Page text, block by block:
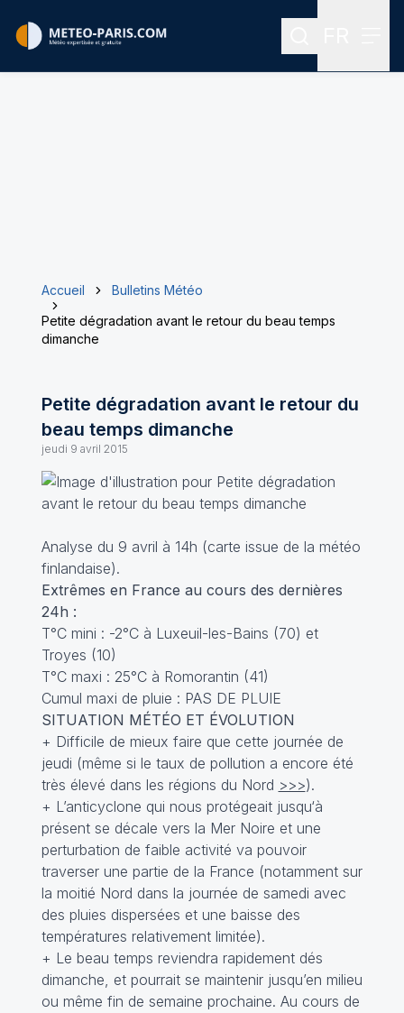
Rechercher
Accueil
Bulletins Météo
Petite dégradation avant le retour du beau temps
dimanche
Petite dégradation avant le retour du
beau temps dimanche
jeudi 9 avril 2015
Analyse du 9 avril à 14h (carte issue de la météo
finlandaise).
Extrêmes en France au cours des dernières
24h :
T°C mini : -2°C à Luxeuil-les-Bains (70) et
Troyes (10)
T°C maxi : 25°C à Romorantin (41)
Cumul maxi de pluie : PAS DE PLUIE
SITUATION MÉTÉO ET ÉVOLUTION
+ Difficile de mieux faire que cette journée de
jeudi (même si le taux de pollution a encore été
très élevé dans les régions du Nord >>>).
+ L’anticyclone qui nous protégeait jusqu‘à
présent se décale vers la Mer Noire et une
perturbation de faible activité va pouvoir
traverser une partie de la France (notamment sur
la moitié Nord dans la journée de samedi avec
des pluies dispersées et une baisse des
températures relativement limitée).
+ Le beau temps reviendra rapidement dés
dimanche, et pourrait se maintenir jusqu’en milieu
ou même fin de semaine prochaine. Au cours de